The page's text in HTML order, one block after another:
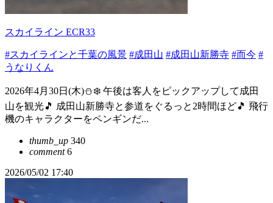
スカイライン ECR33
#スカイラインと千葉の風景 #成田山 #成田山新勝寺 #而今 #
うなりくん
2026年4月30日(木)⛄️❄️ 午後は客人をピックアップして成田
山を観光🎵 成田山新勝寺と参道をぐるっと2時間ほど🎵 飛行
機のキャラクターをペンギンだ...
thumb_up 340
comment6
2026/05/02 17:40